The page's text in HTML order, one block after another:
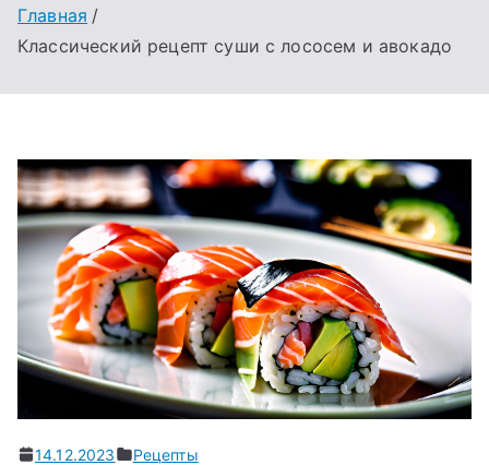
Главная
Классический рецепт суши с лососем и авокадо
14.12.2023 Рецепты